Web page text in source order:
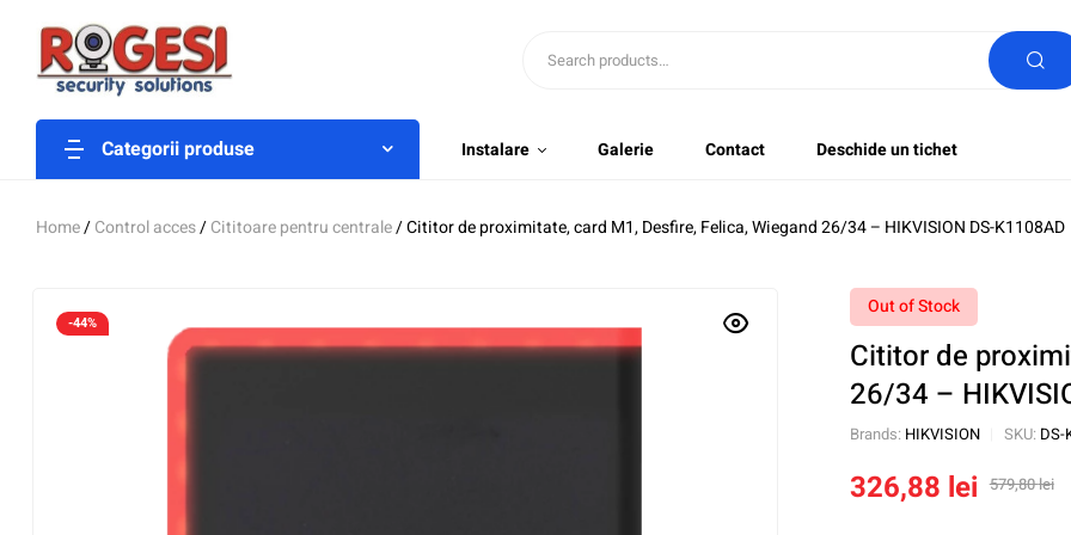
Categorii produse Instalare Galerie Contact Deschide un tichet
Home/Control acces/Cititoare pentru centrale/ Cititor de proximitate, card M1, Desfire, Felica, Wiegand 26/34 – HIKVISION DS-K1108AD
-44%
Out of Stock
Cititor de
26/34 –
Brands: HIKVISION SKU: DS-
579,80lei
326,88 lei